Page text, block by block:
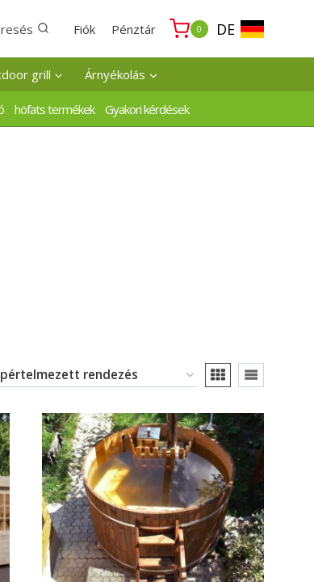
Fiók Pénztár 0 DE
grill Árnyékolás
höfats termékek Gyakori kérdések